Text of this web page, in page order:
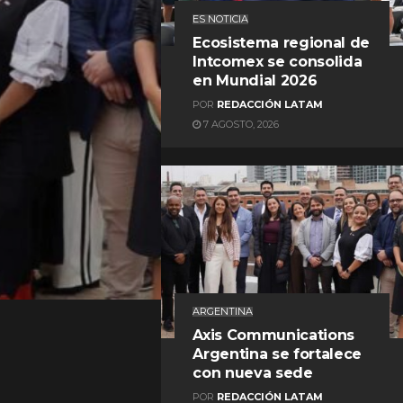
ES NOTICIA
Ecosistema regional de
Intcomex se consolida
en Mundial 2026
POR REDACCIÓN LATAM
7 AGOSTO, 2026
ARGENTINA
Axis Communications
Argentina se fortalece
con nueva sede
POR REDACCIÓN LATAM